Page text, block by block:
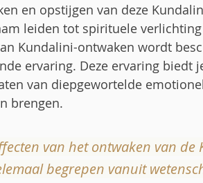
en opstijgen van deze
leiden tot spirituele
Kundalini-ontwaken wordt
ervaring. Deze ervaring biedt
van diepgewortelde
brengen.
van het ontwaken van
begrepen vanuit